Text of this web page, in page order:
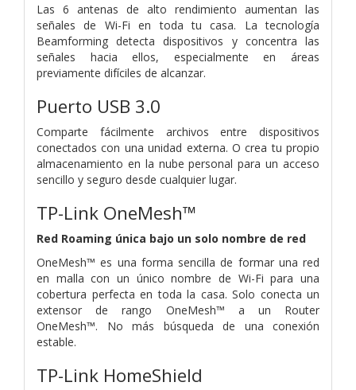
Las 6 antenas de alto rendimiento aumentan las
señales de Wi-Fi en toda tu casa. La tecnología
Beamforming detecta dispositivos y concentra las
señales hacia ellos, especialmente en áreas
previamente difíciles de alcanzar.
Puerto USB 3.0
Comparte fácilmente archivos entre dispositivos
conectados con una unidad externa. O crea tu propio
almacenamiento en la nube personal para un acceso
sencillo y seguro desde cualquier lugar.
TP-Link OneMesh™
Red Roaming única bajo un solo nombre de red
OneMesh™ es una forma sencilla de formar una red
en malla con un único nombre de Wi-Fi para una
cobertura perfecta en toda la casa. Solo conecta un
extensor de rango OneMesh™ a un Router
OneMesh™. No más búsqueda de una conexión
estable.
TP-Link HomeShield